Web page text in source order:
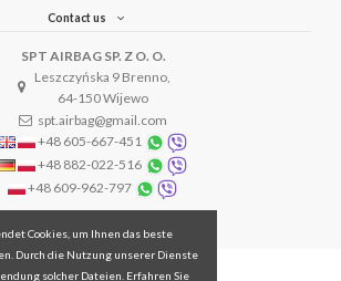
Contact us
SPT AIRBAG SP. Z O. O.
Leszczyńska 9 Brenno,
64-150 Wijewo
spt.airbag@gmail.com
+48 605-667-451
+48 882-022-516
+48 609-962-797
Cookies, um Ihnen das beste
Durch die Nutzung unserer Dienste
solcher Dateien. Erfahren Sie